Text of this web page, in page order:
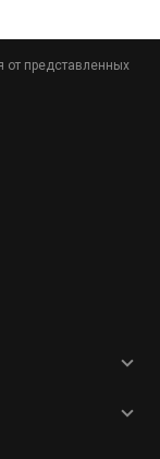
от представленных